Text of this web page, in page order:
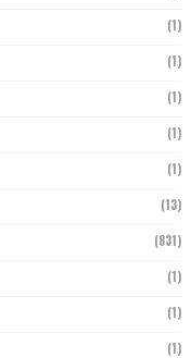
(1)
(1)
(1)
(1)
(1)
(13)
(831)
(1)
(1)
(1)